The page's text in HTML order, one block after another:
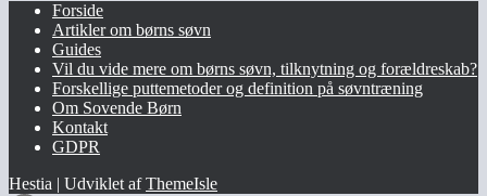
Forside
Artikler om børns søvn
Guides
Vil du vide mere om børns søvn, tilknytning og forældreskab?​
Forskellige puttemetoder og definition på søvntræning
Om Sovende Børn
Kontakt
GDPR
Hestia | Udviklet afThemeIsle